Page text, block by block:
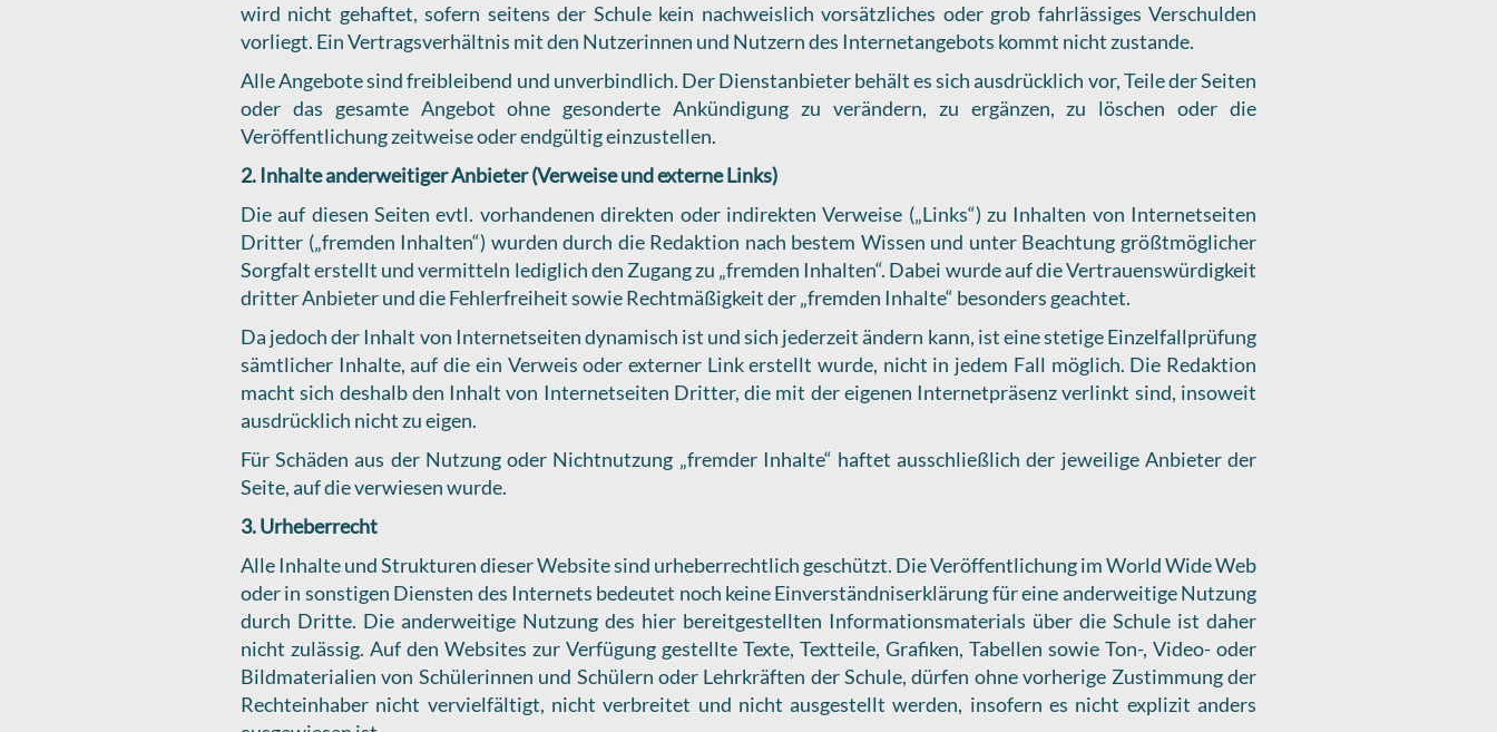
wird nicht gehaftet, sofern seitens der Schule kein nachweislich vorsätzliches oder grob fahrlässiges Verschulden
vorliegt. Ein Vertragsverhältnis mit den Nutzerinnen und Nutzern des Internetangebots kommt nicht zustande.
Alle Angebote sind freibleibend und unverbindlich. Der Dienstanbieter behält es sich ausdrücklich vor, Teile der Seiten
oder das gesamte Angebot ohne gesonderte Ankündigung zu verändern, zu ergänzen, zu löschen oder die
Veröffentlichung zeitweise oder endgültig einzustellen.
2. Inhalte anderweitiger Anbieter (Verweise und externe Links)
Die auf diesen Seiten evtl. vorhandenen direkten oder indirekten Verweise („Links“) zu Inhalten von Internetseiten
Dritter („fremden Inhalten“) wurden durch die Redaktion nach bestem Wissen und unter Beachtung größtmöglicher
Sorgfalt erstellt und vermitteln lediglich den Zugang zu „fremden Inhalten“. Dabei wurde auf die Vertrauenswürdigkeit
dritter Anbieter und die Fehlerfreiheit sowie Rechtmäßigkeit der „fremden Inhalte“ besonders geachtet.
Da jedoch der Inhalt von Internetseiten dynamisch ist und sich jederzeit ändern kann, ist eine stetige Einzelfallprüfung
sämtlicher Inhalte, auf die ein Verweis oder externer Link erstellt wurde, nicht in jedem Fall möglich. Die Redaktion
macht sich deshalb den Inhalt von Internetseiten Dritter, die mit der eigenen Internetpräsenz verlinkt sind, insoweit
ausdrücklich nicht zu eigen.
Für Schäden aus der Nutzung oder Nichtnutzung „fremder Inhalte“ haftet ausschließlich der jeweilige Anbieter der
Seite, auf die verwiesen wurde.
3. Urheberrecht
Alle Inhalte und Strukturen dieser Website sind urheberrechtlich geschützt. Die Veröffentlichung im World Wide Web
oder in sonstigen Diensten des Internets bedeutet noch keine Einverständniserklärung für eine anderweitige Nutzung
durch Dritte. Die anderweitige Nutzung des hier bereitgestellten Informationsmaterials über die Schule ist daher
nicht zulässig. Auf den Websites zur Verfügung gestellte Texte, Textteile, Grafiken, Tabellen sowie Ton-, Video- oder
Bildmaterialien von Schülerinnen und Schülern oder Lehrkräften der Schule, dürfen ohne vorherige Zustimmung der
Rechteinhaber nicht vervielfältigt, nicht verbreitet und nicht ausgestellt werden, insofern es nicht explizit anders